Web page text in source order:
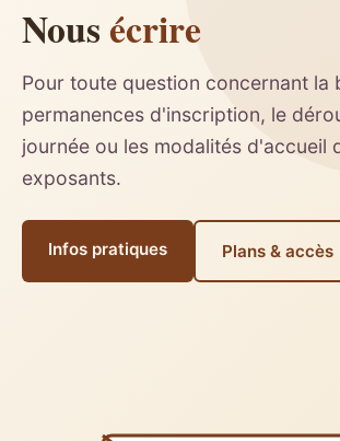
Nousécrire
Pour toute question concernant la
permanences d'inscription, le
journée ou les modalités d'accueil
exposants.
Infos pratiques Plans & accès